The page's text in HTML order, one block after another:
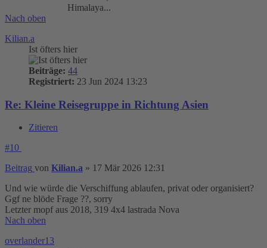
Himalaya...
Nach oben
Kilian.a
Ist öfters hier
Beiträge: 44
Registriert: 23 Jun 2024 13:23
Re: Kleine Reisegruppe in Richtung Asien
Zitieren
#10
Beitrag von Kilian.a » 17 Mär 2026 12:31
Und wie würde die Verschiffung ablaufen, privat oder organisiert?
Ggf ne blöde Frage ??, sorry
Letzter mopf aus 2018, 319 4x4 lastrada Nova
Nach oben
overlander13